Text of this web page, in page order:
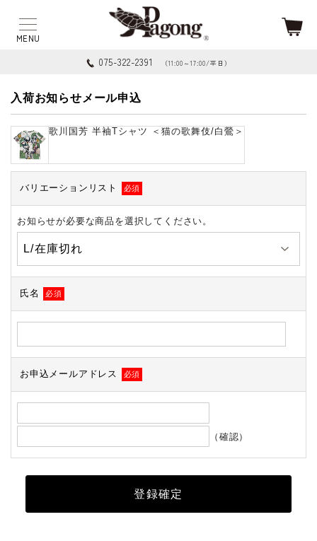
075-322-2391 （11:00～17:00/平日）
入荷お知らせメール申込
歌川国芳 半袖Tシャツ ＜猫の歌舞伎/白鶯＞
バリエーションリスト 必須
お知らせが必要な商品を選択してください。
氏名 必須
お申込メールアドレス 必須
（確認）